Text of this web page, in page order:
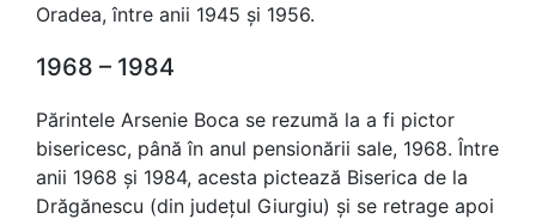
Oradea, între anii 1945 și 1956.
1968 – 1984
Părintele Arsenie Boca se rezumă la a fi pictor
bisericesc, până în anul pensionării sale, 1968. Între
anii 1968 și 1984, acesta pictează Biserica de la
Drăgănescu (din județul Giurgiu) și se retrage apoi